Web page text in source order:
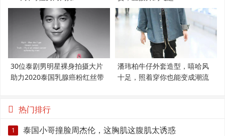
30位泰剧男明星裸身拍摄大片
助力2020泰国乳腺癌粉红丝带
潘玮柏牛仔外套造型，嘻哈风
十足，照着穿你也能变成潮流
热门排行
1 泰国小哥撞脸周杰伦，这胸肌这腹肌太诱惑